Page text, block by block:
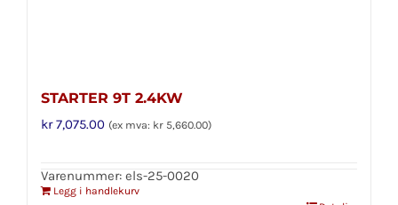
STARTER 9T 2.4KW
kr7,075.00 (ex mva: kr 5,660.00)
Varenummer: els-25-0020
Legg i handlekurv